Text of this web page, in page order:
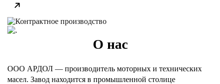
О нас
ООО АРДОЛ — производитель моторных и технических
масел. Завод находится в промышленной столице